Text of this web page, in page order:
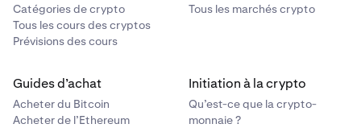
Catégories de crypto
Tous les cours des cryptos
Prévisions des cours
Tous les marchés crypto
Guides d’achat
Acheter du Bitcoin
Acheter de l’Ethereum
Initiation à la crypto
Qu’est-ce que la crypto-
monnaie ?